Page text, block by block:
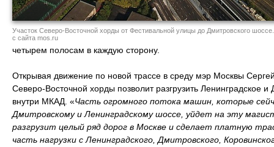
Участок Северо-Восточной хорды от Фестивальной улицы до Дмитровского
с сайта mos.ru
четырем полосам в каждую сторону.
Открывая движение по новой трассе в среду мэр Москвы
Северо-Восточной хорды позволит разгрузить Ленинградское
внутри МКАД. «Часть огромного потока машин, которые
Дмитровскому и Ленинградскому шоссе, уйдет на эту
разгрузит целый ряд дорог в Москве и сделает платную
часть нагрузки с Ленинградского, Дмитровского,